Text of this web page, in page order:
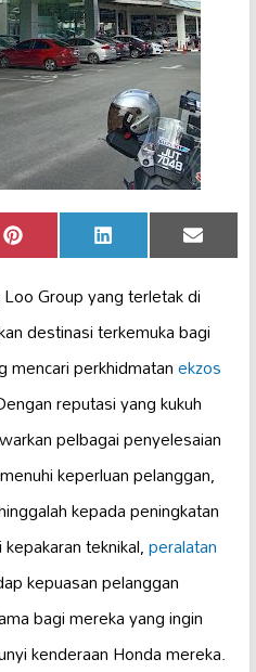
Share
on
Pinterest Share
on
LinkedIn Share
on
Email
Group yang terletak di
destinasi terkemuka bagi
mencari perkhidmatanekzos
reputasi yang kukuh
pelbagai penyelesaian
keperluan pelanggan,
kepada peningkatan
teknikal,peralatan
kepuasan pelanggan
bagi mereka yang ingin
kenderaan Honda mereka.